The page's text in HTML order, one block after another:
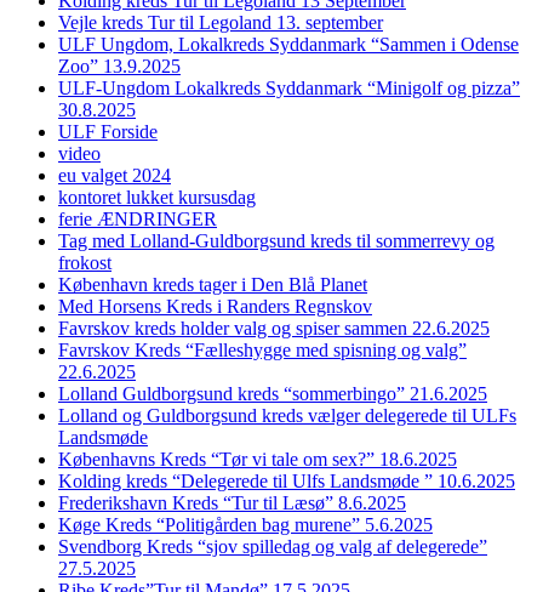
Vejle kreds Tur til Legoland 13. september
ULF Ungdom, Lokalkreds Syddanmark “Sammen i Odense
Zoo” 13.9.2025
ULF-Ungdom Lokalkreds Syddanmark “Minigolf og pizza”
30.8.2025
ULF Forside
video
eu valget 2024
kontoret lukket kursusdag
ferie ÆNDRINGER
Tag med Lolland-Guldborgsund kreds til sommerrevy og
frokost
København kreds tager i Den Blå Planet
Med Horsens Kreds i Randers Regnskov
Favrskov kreds holder valg og spiser sammen 22.6.2025
Favrskov Kreds “Fælleshygge med spisning og valg”
22.6.2025
Lolland Guldborgsund kreds “sommerbingo” 21.6.2025
Lolland og Guldborgsund kreds vælger delegerede til ULFs
Landsmøde
Københavns Kreds “Tør vi tale om sex?” 18.6.2025
Kolding kreds “Delegerede til Ulfs Landsmøde ” 10.6.2025
Frederikshavn Kreds “Tur til Læsø” 8.6.2025
Køge Kreds “Politigården bag murene” 5.6.2025
Svendborg Kreds “sjov spilledag og valg af delegerede”
27.5.2025